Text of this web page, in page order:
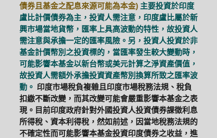
債券且基金之配息來源可能為本金) 主要投資於印度
盧比計價債券為主，投資人需注意，印度盧比屬於新
興市場當地貨幣，匯率上具高波動的特性，故投資人
需注意與承擔一定的匯率風險。另，投資人投資於非
基金計價幣別之投資標的，當匯率發生較大變動時，
可能影響本基金以新台幣或美元計算之淨資產價值，
故投資人需額外承擔投資資產幣別換算所致之匯率波
動。 印度市場稅負複雜且印度市場稅務法規、稅負
扣繳不斷改變，而其改變可能會嚴重影響本基金之表
現。目前印度政府針對外國投資人投資債券課徵利息
所得稅、資本利得稅，然如前述，因當地稅務法規的
不確定性而可能影響本基金投資印度債券之收益，進